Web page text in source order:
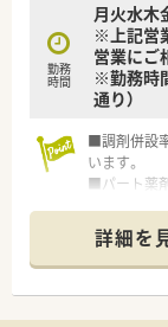
勤務
時間
月火水
※上記営
営業にご
※勤務時
通り）
■調剤併設
います。
■パート薬
■患者様を
います。
■面受けで
制で安心で
詳細を